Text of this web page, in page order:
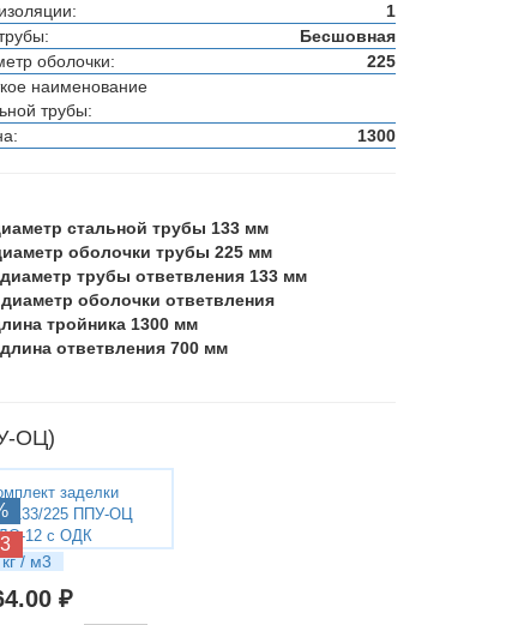
1
Бесшовная
оболочки:
225
наименование
трубы:
1300
стальной трубы 133 мм
оболочки трубы 225 мм
трубы ответвления 133 мм
диаметр оболочки ответвления
тройника 1300 мм
ответвления 700 мм
ОЦ)
/ м3
₽